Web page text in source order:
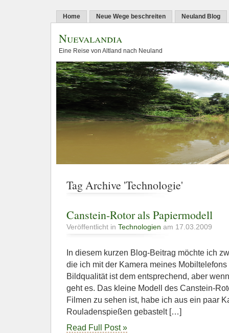
Home Neue Wege beschreiten Neuland Blog
Nuevalandia
Eine Reise von Altland nach Neuland
Tag Archive 'Technologie'
Canstein-Rotor als Papiermodell
Veröffentlicht in Technologien am 17.03.2009
In diesem kurzen Blog-Beitrag möchte ich
die ich mit der Kamera meines
Bildqualität ist dem entsprechend, aber
geht es. Das kleine Modell des Canstein-
Filmen zu sehen ist, habe ich aus ein paar
Rouladenspießen gebastelt […]
Read Full Post »